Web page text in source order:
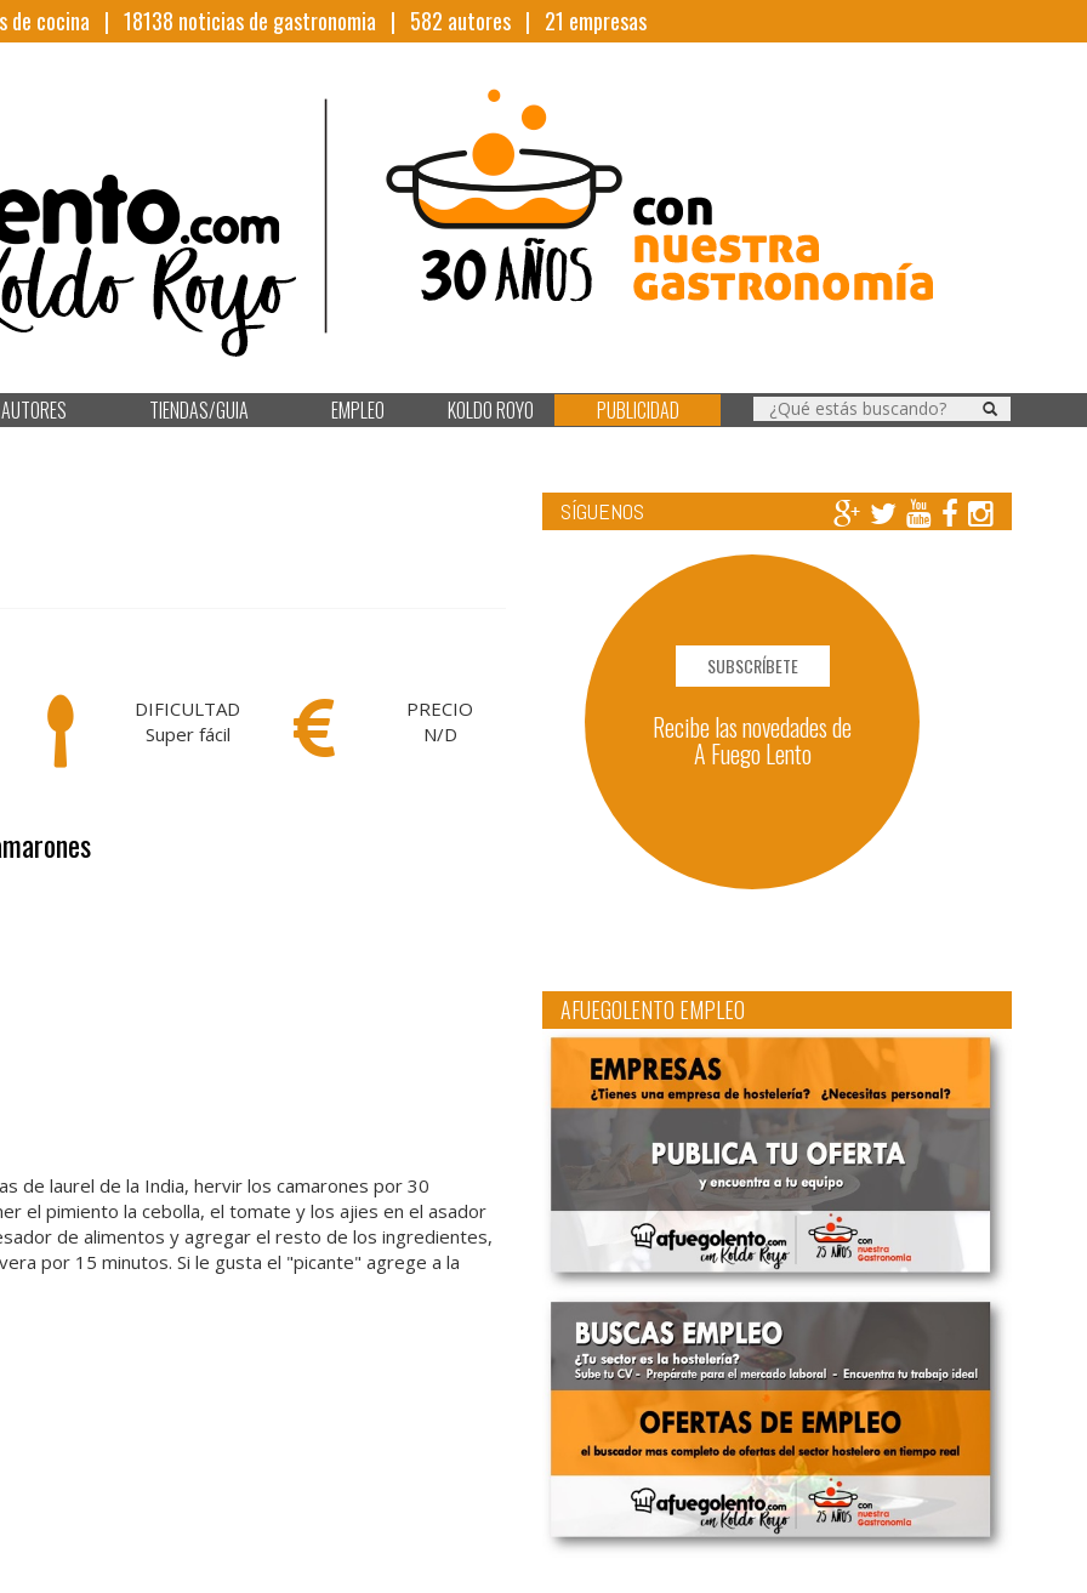
de cocina | 18138 noticias de gastronomia | 582 autores | 21 empresas
AUTORES TIENDAS/GUIA EMPLEO KOLDO ROYO PUBLICIDAD
DIFICULTAD
Super fácil
PRECIO
N/D
de laurel de la India, hervir los camarones por 30
el pimiento la cebolla, el tomate y los ajies en el asador
de alimentos y agregar el resto de los ingredientes,
por 15 minutos. Si le gusta el "picante" agrege a la
SÍGUENOS
SUBSCRÍBETE
Recibe las novedades de
A Fuego Lento
AFUEGOLENTO EMPLEO